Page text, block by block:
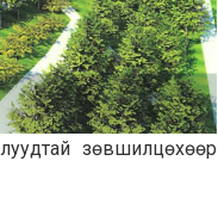
зөвшилцөхөөр